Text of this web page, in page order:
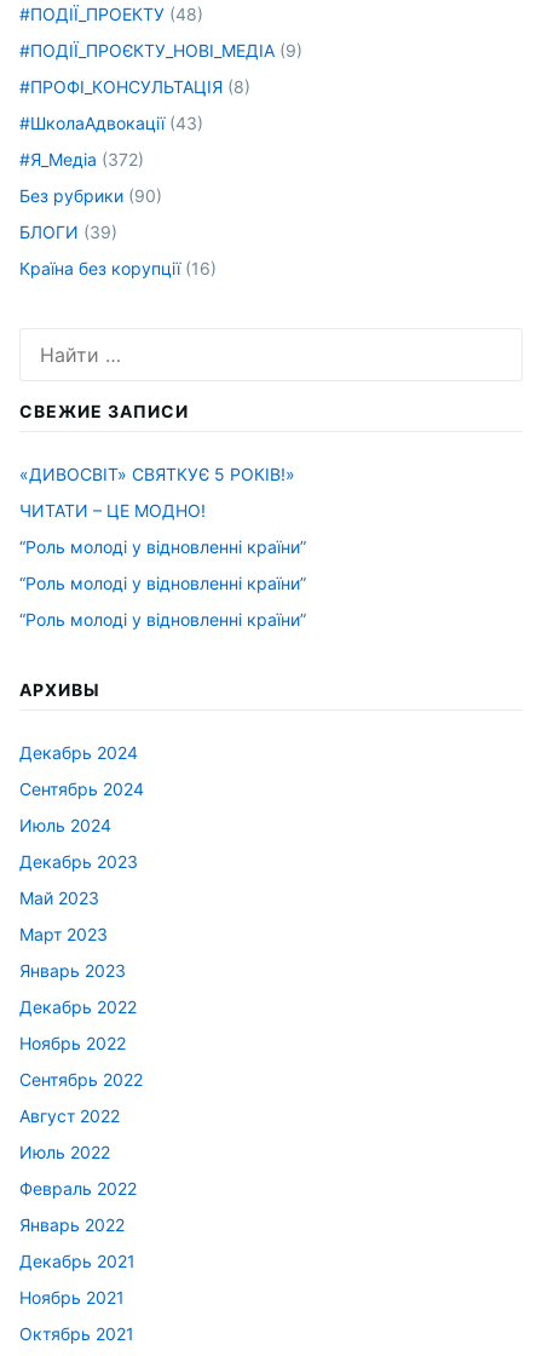
#ПОДІЇ_ПРОЕКТУ (48)
#ПОДІЇ_ПРОЄКТУ_НОВІ_МЕДІА (9)
#ПРОФІ_КОНСУЛЬТАЦІЯ (8)
#ШколаАдвокації(43)
#Я_Медіа (372)
Без рубрики (90)
БЛОГИ (39)
Країна без корупції(16)
СВЕЖИЕ ЗАПИСИ
«ДИВОСВІТ» СВЯТКУЄ 5 РОКІВ!»
ЧИТАТИ – ЦЕ МОДНО!
“Роль молоді у відновленні країни”
“Роль молоді у відновленні країни”
“Роль молоді у відновленні країни”
АРХИВЫ
Декабрь 2024
Сентябрь 2024
Июль 2024
Декабрь 2023
Май 2023
Март 2023
Январь 2023
Декабрь 2022
Ноябрь 2022
Сентябрь 2022
Август 2022
Июль 2022
Февраль 2022
Январь 2022
Декабрь 2021
Ноябрь 2021
Октябрь 2021